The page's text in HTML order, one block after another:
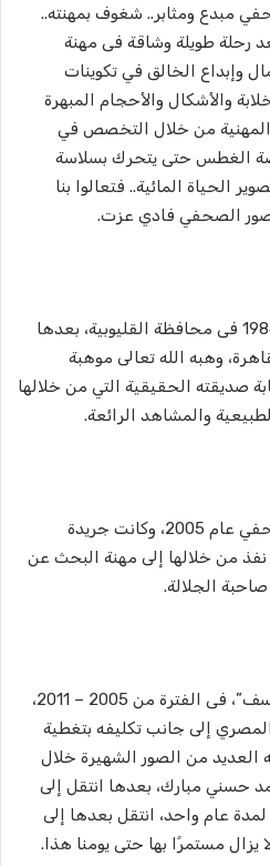
مبدع ومثابر.. شغوف بمهنته..
رحلة طويلة وشاقة فى مهنة
وإبداع الخالق في تكوينات
والأشكال والأحجام المبهرة
المهنية من خلال التخصص في
الغطس حتى يتحرك بسلاسة
الحياة المائية.. فتعالوا بنا
الصحفي فادي عزت.
وُلد فادي عزت يوم 1 ديسمبر 1984 فى محافظة القليوبية، بعدها
وهبه الله تعالى موهبة
صديقته الحقيقية التي من خلالها
والمشاهد الرائعة.
دخل بطلنا مجال التصوير الصحفي عام 2005، وكانت جريدة
نفذ من خلالها إلى مهنة البحث عن
الجلالة.
عمل فادي، في جريدة “روزاليوسف”، فى الفترة من 2005 – 2011،
إلى جانب تكليفه بتغطية
العديد من الصور الشهيرة خلال
حسني مبارك، بعدها انتقل إلى
عام واحد، انتقل بعدها إلى
يزال مستمرًا بها حتى يومنا هذا.